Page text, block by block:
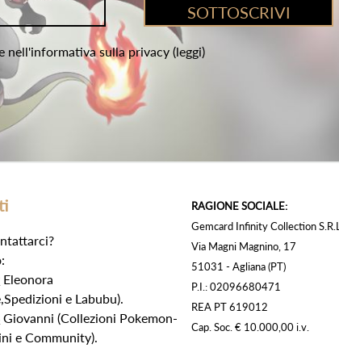
nell'informativa sulla privacy (leggi)
Eleonora
e Labubu).
Giovanni (Collezioni Pokemon-
e Community).
RAGIONE SOCIALE:
Gemcard Infinity Collection S.R.L.
Via Magni Magnino, 17
51031 - Agliana (PT)
P.I.: 02096680471
REA PT 619012
Cap. Soc. € 10.000,00 i.v.